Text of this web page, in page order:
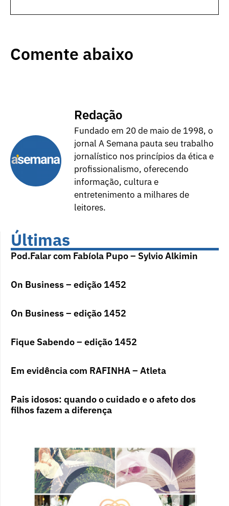
Comente abaixo
Redação
Fundado em 20 de maio de 1998, o
jornal A Semana pauta seu trabalho
jornalístico nos princípios da ética e
profissionalismo, oferecendo
informação, cultura e
entretenimento a milhares de
leitores.
Últimas
Pod.Falar com Fabíola Pupo – Sylvio Alkimin
On Business – edição 1452
On Business – edição 1452
Fique Sabendo – edição 1452
Em evidência com RAFINHA – Atleta
Pais idosos: quando o cuidado e o afeto dos
filhos fazem a diferença